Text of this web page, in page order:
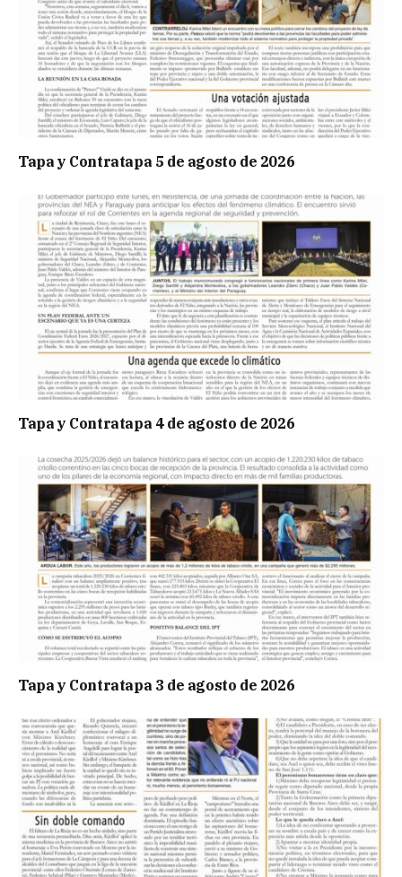
Tapa y Contratapa 5 de agosto de 2026
Tapa y Contratapa 4 de agosto de 2026
Tapa y Contratapa 3 de agosto de 2026